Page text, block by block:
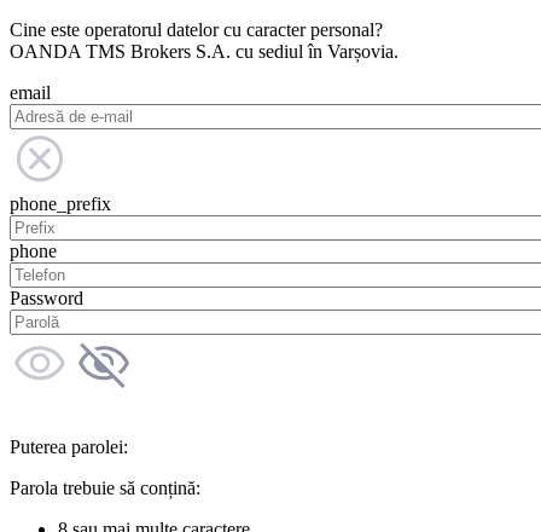
Cine este operatorul datelor cu caracter personal?
OANDA TMS Brokers S.A. cu sediul în Varșovia.
email
phone_prefix
phone
Password
Puterea parolei:
Parola trebuie să conțină: